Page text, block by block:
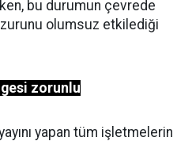
bu durumun çevrede
olumsuz etkilediği
zorunlu
yapan tüm işletmelerin